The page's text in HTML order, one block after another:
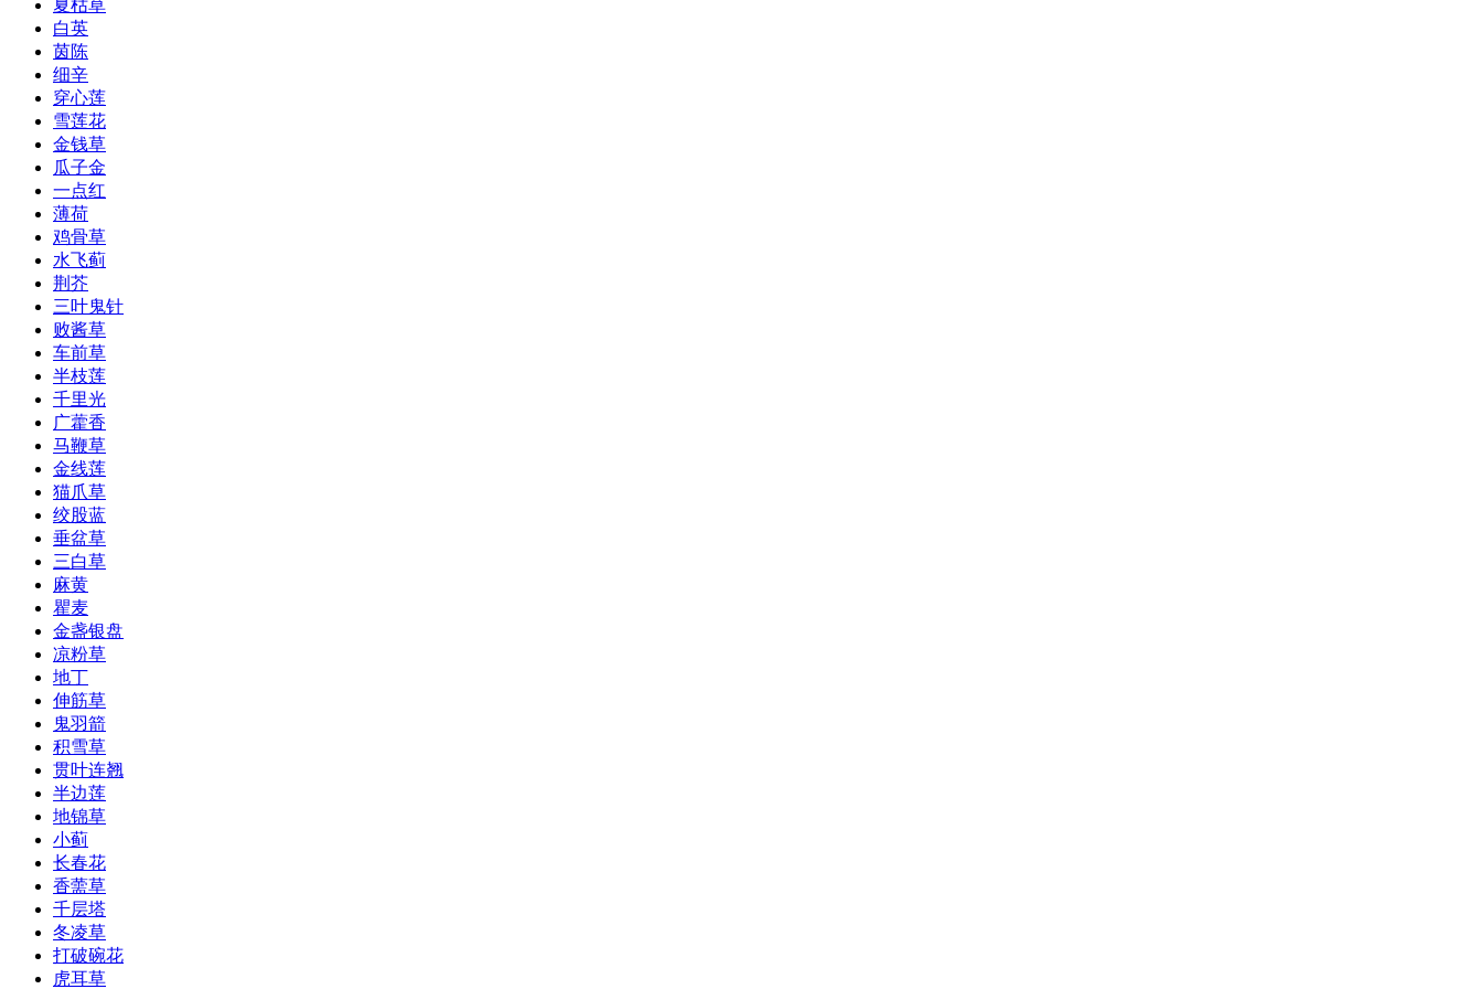
夏枯草
白英
茵陈
细辛
穿心莲
雪莲花
金钱草
瓜子金
一点红
薄荷
鸡骨草
水飞蓟
荆芥
三叶鬼针
败酱草
车前草
半枝莲
千里光
广藿香
马鞭草
金线莲
猫爪草
绞股蓝
垂盆草
三白草
麻黄
瞿麦
金盏银盘
凉粉草
地丁
伸筋草
鬼羽箭
积雪草
贯叶连翘
半边莲
地锦草
小蓟
长春花
香薷草
千层塔
冬凌草
打破碗花
虎耳草